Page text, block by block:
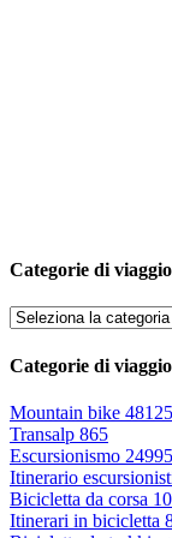
Categorie di viaggio
Categorie di viaggio
Mountain bike 48125
Transalp 865
Escursionismo 24995
Itinerario
Bicicletta da corsa
Itinerari in bicicletta